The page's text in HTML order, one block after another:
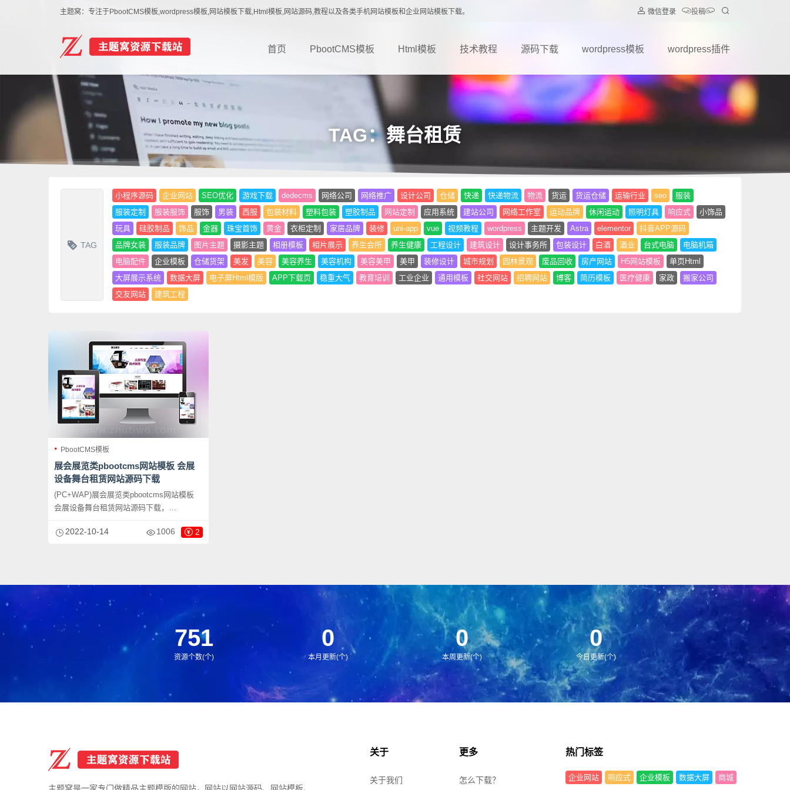
主题窝：专注于PbootCMS模板,wordpress模板,网站模板下载,Html模板,网站源码,教程以及各类手机网站模板和企业网站模板下载。 微信登录 投稿
首页 PbootCMS模板 Html模板 技术教程 源码下载 wordpress模板 wordpress插件
TAG：舞台租赁
TAG
小程序源码 企业网站 SEO优化 游戏下载 dedecms 网络公司 网络推广 设计公司 仓储 快递 快递物流 物流 货运 货运仓储 运输行业 seo
服装
服装定制
服装服饰 服饰 男装 西服 包装材料 塑料包装 塑胶制品 网站定制 应用系统 建站公司 网络工作室 运动品牌 休闲运动 照明灯具 响应式
小饰品
玩具
硅胶制品 饰品 金器 珠宝首饰 黄金 衣柜定制 家居品牌 装修 uni-app vue 视频教程 wordpress 主题开发 Astra elementor
抖音APP源码
品牌女装
服装品牌 图片主题 摄影主题 相册模板 相片展示 养生会所 养生健康 工程设计 建筑设计 设计事务所 包装设计 白酒 酒业 台式电脑
电脑机箱
电脑配件
企业模板 仓储货架 美发 美容 美容养生 美容机构 美容美甲 美甲 装修设计 城市规划 园林景观 废品回收 房产网站 H5网站模板
单页Html
大屏展示系统
数据大屏 电子屏Html模版 APP下载页 稳重大气 教育培训 工业企业 通用模板 社交网站 招聘网站 博客 简历模板 医疗健康 家政
搬家公司
交友网站
建筑工程
PbootCMS模板
展会展览类pbootcms网站模板 会展
设备舞台租赁网站源码下载
(PC+WAP)展会展览类pbootcms网站模板
会展设备舞台租赁网站源码下载，
用于展会展览网站、舞台租赁网站等企业，
2022-10-14 1006 2
751
资源个数(个)
0
本月更新(个)
0
本周更新(个)
0
今日更新(个)
关于
关于我们
更多
怎么下载？
热门标签
企业网站 响应式 企业模板 数据大屏 商城